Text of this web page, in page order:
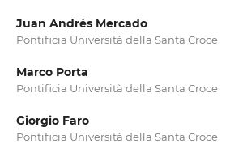
Juan Andrés Mercado
Pontificia Università della Santa Croce
Marco Porta
Pontificia Università della Santa Croce
Giorgio Faro
Pontificia Università della Santa Croce